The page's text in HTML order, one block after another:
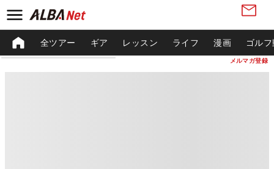
メルマガ登録
全ツアー ギア レッスン ライフ 漫画 ゴル